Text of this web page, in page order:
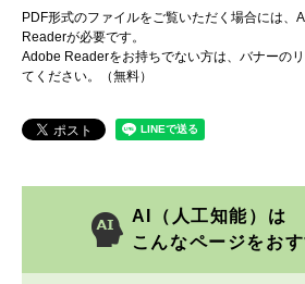
PDF形式のファイルをご覧いただく場合には、
Readerが必要です。
Adobe Readerをお持ちでない方は、バナーの
てください。（無料）
AI（人工知能）は
こんなページをお